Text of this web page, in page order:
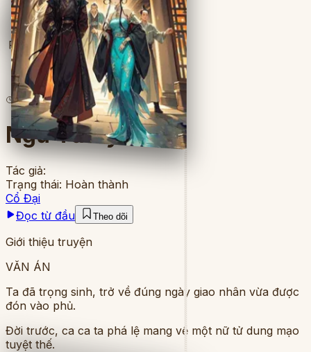
Full
7lượt đọc· 9chương
Ngư Tử Ký
Tác giả:
Trạng thái: Hoàn thành
Cổ Đại
Đọc từ đầu
Theo dõi
Giới thiệu truyện
VĂN ÁN
Ta đã trọng sinh, trở về đúng ngày giao nhân vừa được
đón vào phủ.
Đời trước, ca ca ta phá lệ mang về một nữ tử dung mạo
tuyệt thế.